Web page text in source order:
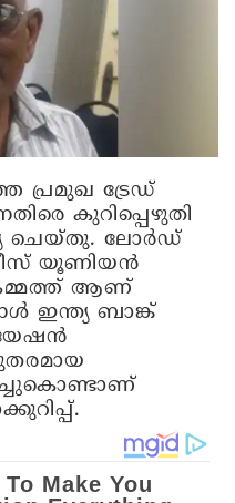
പ്രമുഖ ട്രേഡ്
കുറിപ്പെഴുതി
ചെയ്തു. ലോര്‍ഡ്
യൂണിയന്‍
ആണ്
ഇന്ത്യ ബാങ്ക്